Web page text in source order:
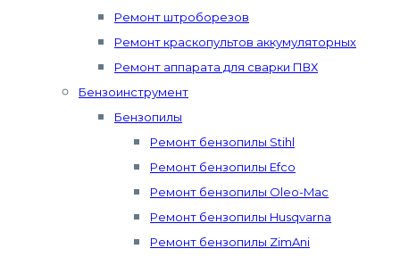
Ремонт штроборезов
Ремонт краскопультов аккумуляторных
Ремонт аппарата для сварки ПВХ
Бензоинструмент
Бензопилы
Ремонт бензопилы Stihl
Ремонт бензопилы Efco
Ремонт бензопилы Oleo-Mac
Ремонт бензопилы Husqvarna
Ремонт бензопилы ZimAni